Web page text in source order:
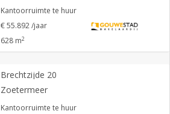
Kantoorruimte te huur
€ 55.892 /jaar
628 m2
Brechtzijde 20
Zoetermeer
Kantoorruimte te huur